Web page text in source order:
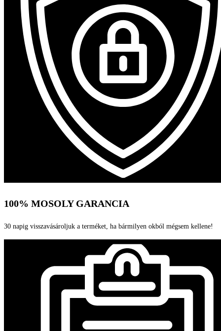
100% MOSOLY GARANCIA
30 napig visszavásároljuk a terméket, ha bármilyen okból mégsem kellene!